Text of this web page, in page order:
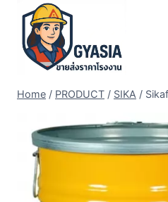
content
Home / PRODUCT / SIKA /